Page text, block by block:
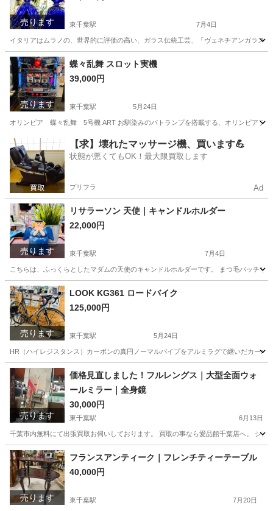
売ります 東千葉駅 7月4日
イタリアはムラノの、世界的に評価の高い、ガラス伝統工芸、「ヴェネチアンガラス
千葉 千葉市 東千葉駅 インテリア雑貨/小物
ベネチアングラス
売ります
蝶々乱舞 スロット実機
39,000円
東千葉駅 5月24日
オリンピア 蝶々乱舞 5号機 ART お馴染みのパトランプを搭載する、オリンピアブ
千葉 千葉市 東千葉駅 その他 実機
【求】壊れたマッサージ機、買います💪
状態が悪くてもOK！最大限買取します
プリフラ Ad
売ります
リサラーソン 天使｜キャンドルホルダー
22,000円
東千葉駅 7月4日
こちらは、ふっくらとしたマダムの天使のキャンドルホルダーです。 まつ毛パッチ
千葉 千葉市 インテリア雑貨/小物
売ります
LOOK KG361 ロードバイク
125,000円
東千葉駅 5月24日
HR（ハイレジスタンス）カーボンの真円ノーマルパイプをアルミラグで継いだカー
千葉 千葉市 東千葉駅 ロードバイク LOOK
売ります
価格見直しました！フルレングス｜大型全面ウォ
ールミラー｜全身鏡
30,000円
東千葉駅 6月13日
千葉市内無料にて出張買取お伺いしております。 買取の事なら愛品館千葉店へ。 シ
千葉 千葉市 東千葉駅
売ります
フランスアンティーク｜フレンチティーテーブル
40,000円
東千葉駅 7月20日